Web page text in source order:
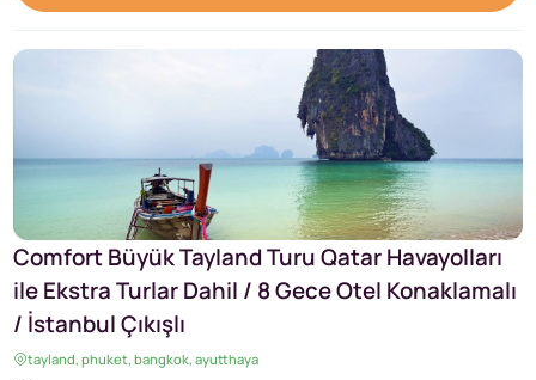
Comfort Büyük Tayland Turu Qatar Havayolları
ile Ekstra Turlar Dahil / 8 Gece Otel Konaklamalı
/ İstanbul Çıkışlı
tayland, phuket, bangkok, ayutthaya